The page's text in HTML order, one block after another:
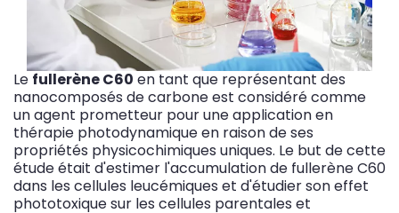
Le fullerène C60 en tant que représentant des
nanocomposés de carbone est considéré comme
un agent prometteur pour une application en
thérapie photodynamique en raison de ses
propriétés physicochimiques uniques. Le but de cette
étude était d'estimer l'accumulation de fullerène C60
dans les cellules leucémiques et d'étudier son effet
phototoxique sur les cellules parentales et